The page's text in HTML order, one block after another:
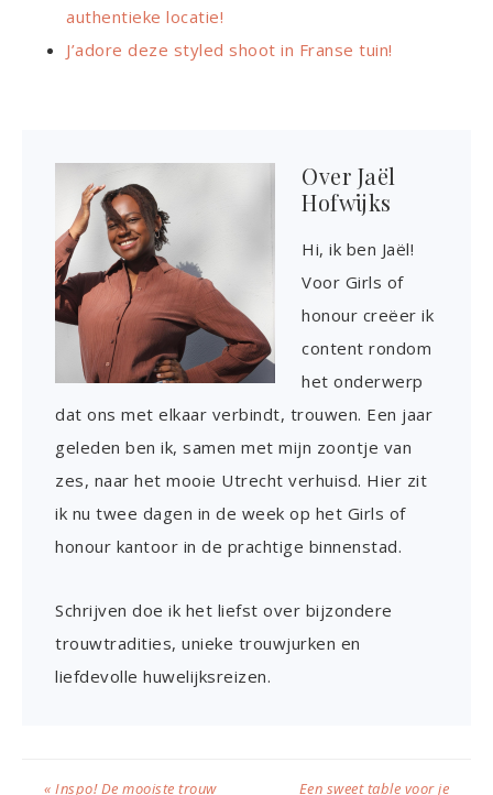
authentieke locatie!
J’adore deze styled shoot in Franse tuin!
Over Jaël
Hofwijks
Hi, ik ben Jaël!
Voor Girls of
honour creëer ik
content rondom
het onderwerp
dat ons met elkaar verbindt, trouwen. Een jaar
geleden ben ik, samen met mijn zoontje van
zes, naar het mooie Utrecht verhuisd. Hier zit
ik nu twee dagen in de week op het Girls of
honour kantoor in de prachtige binnenstad.
Schrijven doe ik het liefst over bijzondere
trouwtradities, unieke trouwjurken en
liefdevolle huwelijksreizen.
« Inspo! De mooiste trouw
Een sweet table voor je